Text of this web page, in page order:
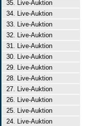
35. Live-Auktion
34. Live-Auktion
33. Live-Auktion
32. Live-Auktion
31. Live-Auktion
30. Live-Auktion
29. Live-Auktion
28. Live-Auktion
27. Live-Auktion
26. Live-Auktion
25. Live-Auktion
24. Live-Auktion